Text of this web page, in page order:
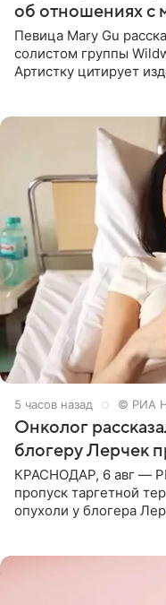
об отношениях с
Певица Mary Gu
солистом группы
Артистку цитирует
5 часов назад © РИА
Онколог
блогеру Лерчек
КРАСНОДАР, 6 авг —
пропуск таргетной
опухоли у блогера